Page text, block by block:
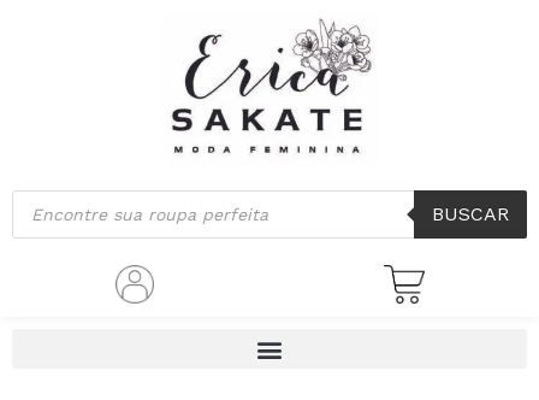
Pesquisar
produtos
BUSCAR